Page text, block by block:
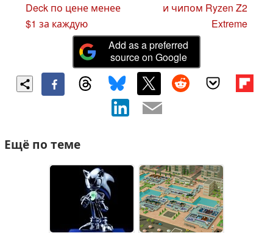
Deck по цене менее
$1 за каждую
и чипом Ryzen Z2
Extreme
Add as a preferred
source on Google
Ещё по теме